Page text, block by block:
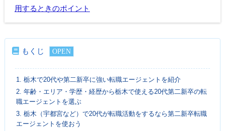
用するときのポイント
もくじ
1.
栃木で20代や第二新卒に強い転職エージェントを紹介
2. 年齢・エリア・学歴・経歴から栃木で使える20代第二新卒の転
職エージェントを選ぶ
3. 栃木（宇都宮など）で20代が転職活動をするなら第二新卒転職
エージェントを使おう